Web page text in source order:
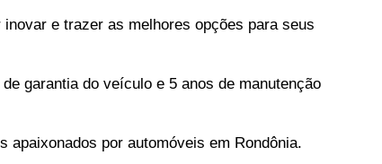
e trazer as melhores opções para seus
garantia do veículo e 5 anos de manutenção
apaixonados por automóveis em Rondônia.